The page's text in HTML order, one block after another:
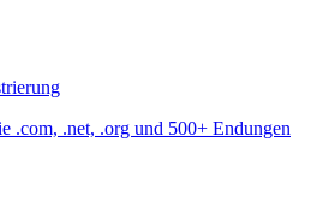
.com, .net, .org und 500+ Endungen